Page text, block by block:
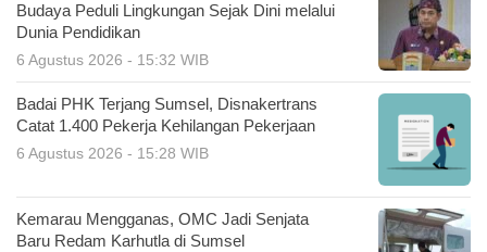
Budaya Peduli Lingkungan Sejak Dini melalui
Dunia Pendidikan
6 Agustus 2026 - 15:32 WIB
Badai PHK Terjang Sumsel, Disnakertrans
Catat 1.400 Pekerja Kehilangan Pekerjaan
6 Agustus 2026 - 15:28 WIB
Kemarau Mengganas, OMC Jadi Senjata
Baru Redam Karhutla di Sumsel